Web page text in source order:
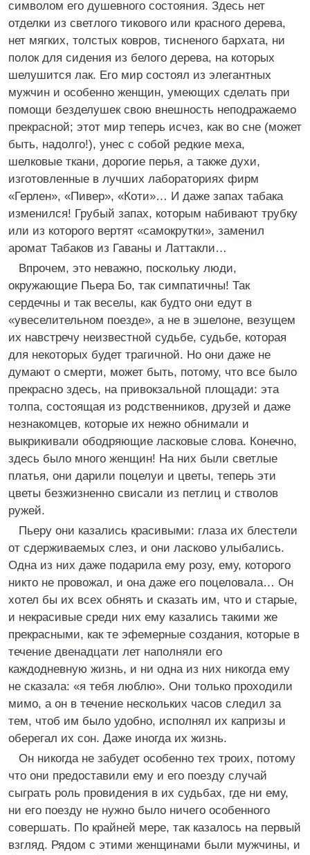
символом его душевного состояния. Здесь нет
отделки из светлого тикового или красного дерева,
нет мягких, толстых ковров, тисненого бархата, ни
полок для сидения из белого дерева, на которых
шелушится лак. Его мир состоял из элегантных
мужчин и особенно женщин, умеющих сделать при
помощи безделушек свою внешность неподражаемо
прекрасной; этот мир теперь исчез, как во сне (может
быть, надолго!), унес с собой редкие меха,
шелковые ткани, дорогие перья, а также духи,
изготовленные в лучших лабораториях фирм
«Герлен», «Пивер», «Коти»… И даже запах табака
изменился! Грубый запах, которым набивают трубку
или из которого вертят «самокрутки», заменил
аромат Табаков из Гаваны и Латтакли…
Впрочем, это неважно, поскольку люди,
окружающие Пьера Бо, так симпатичны! Так
сердечны и так веселы, как будто они едут в
«увеселительном поезде», а не в эшелоне, везущем
их навстречу неизвестной судьбе, судьбе, которая
для некоторых будет трагичной. Но они даже не
думают о смерти, может быть, потому, что все было
прекрасно здесь, на привокзальной площади: эта
толпа, состоящая из родственников, друзей и даже
незнакомцев, которые их нежно обнимали и
выкрикивали ободряющие ласковые слова. Конечно,
здесь было много женщин! На них были светлые
платья, они дарили поцелуи и цветы, теперь эти
цветы безжизненно свисали из петлиц и стволов
ружей.
Пьеру они казались красивыми: глаза их блестели
от сдерживаемых слез, и они ласково улыбались.
Одна из них даже подарила ему розу, ему, которого
никто не провожал, и она даже его поцеловала… Он
хотел бы их всех обнять и сказать им, что и старые,
и некрасивые среди них ему казались такими же
прекрасными, как те эфемерные создания, которые в
течение двенадцати лет наполняли его
каждодневную жизнь, и ни одна из них никогда ему
не сказала: «я тебя люблю». Они только проходили
мимо, а он в течение нескольких часов следил за
тем, чтоб им было удобно, исполнял их капризы и
оберегал их сон. Даже иногда их жизнь.
Он никогда не забудет особенно тех троих, потому
что они предоставили ему и его поезду случай
сыграть роль провидения в их судьбах, где ни ему,
ни его поезду не нужно было ничего особенного
совершать. По крайней мере, так казалось на первый
взгляд. Рядом с этими женщинами были мужчины, и